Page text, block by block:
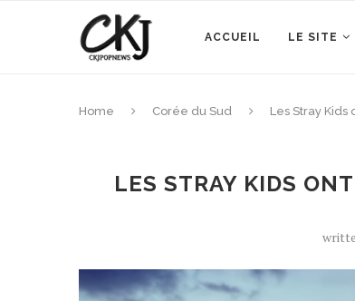
ACCUEIL LE SITE
Home Corée du Sud Les Stray Kids
LES STRAY KIDS